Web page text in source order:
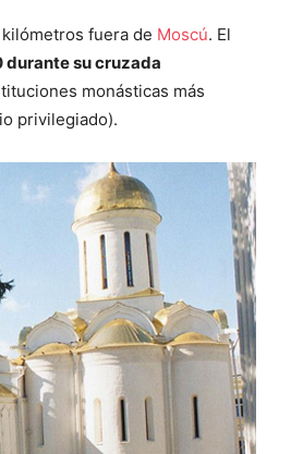
fuera de Moscú. El
durante su cruzada
monásticas más
privilegiado).